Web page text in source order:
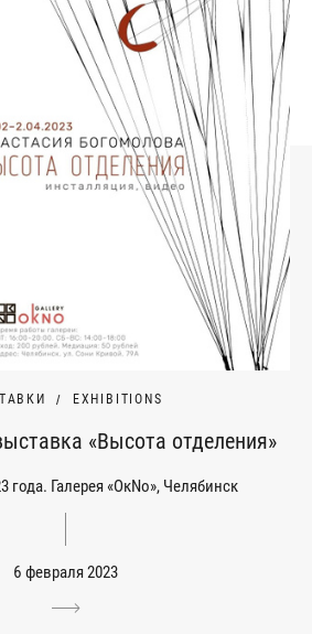
EXHIBITIONS
«Высота отделения»
года. Галерея «ОкNо», Челябинск
6 февраля 2023